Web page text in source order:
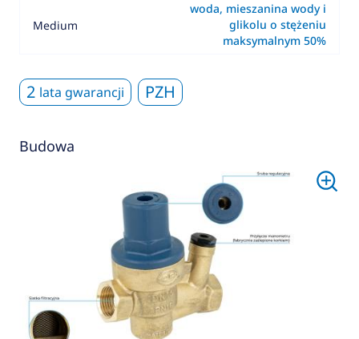
Medium
woda, mieszanina wody i
glikolu o stężeniu
maksymalnym 50%
2 lata gwarancji PZH
Budowa